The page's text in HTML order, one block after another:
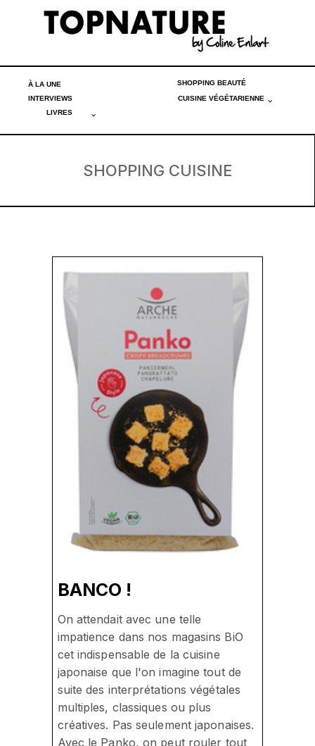
À LA UNE SHOPPING BEAUTÉ
INTERVIEWS
CUISINE VÉGÉTARIENNE
LIVRES
SHOPPING CUISINE
BANCO !
On attendait avec une telle
impatience dans nos magasins BiO
cet indispensable de la cuisine
japonaise que l'on imagine tout de
suite des interprétations végétales
multiples, classiques ou plus
créatives. Pas seulement japonaises.
Avec le Panko, on peut rouler tout